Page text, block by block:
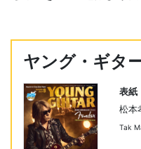
ヤング・ギタ
表紙
松本
Tak